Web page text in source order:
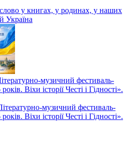
у книгах, у родинах, у наших
Україна
музичний фестиваль-
Віхи історії Честі і Гідності».
музичний фестиваль-
Віхи історії Честі і Гідності».